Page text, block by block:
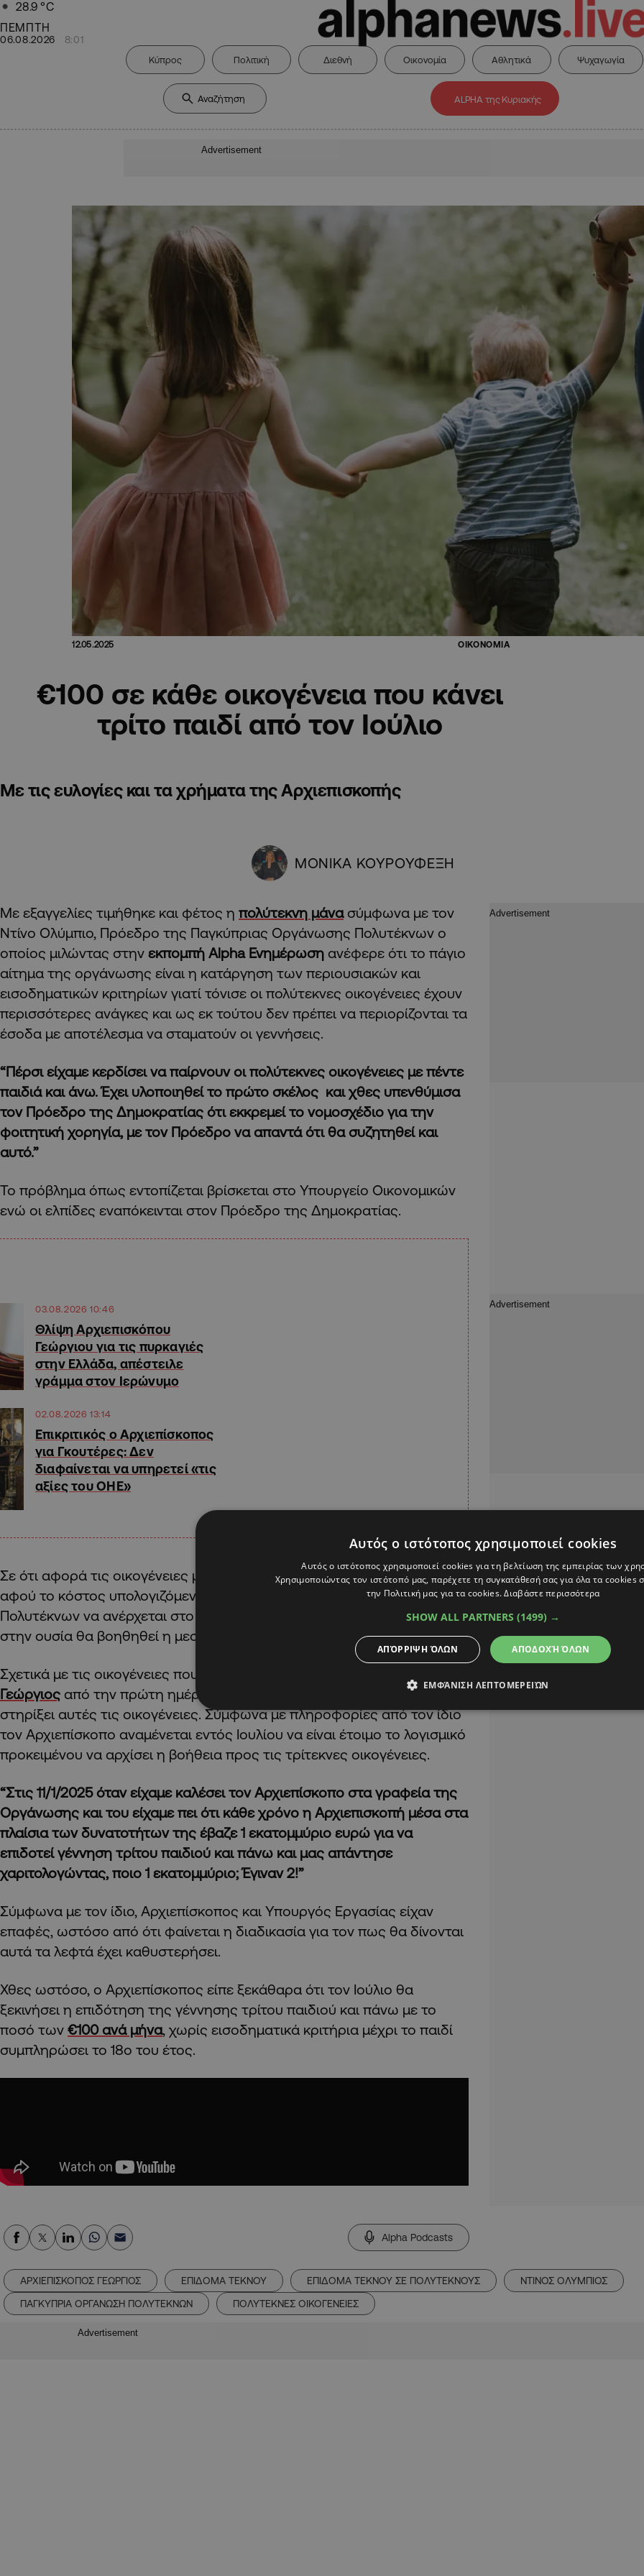
28.9 °C
ΠΕΜΠΤΗ
06.08.2026 8:01
Κύπρος Πολιτική Διεθνή Οικονομία Αθλητικά Ψυχαγωγία
ALPHA της Κυριακής
Advertisement
12.05.2025 ΟΙΚΟΝΟΜΙΑ
€100 σε κάθε οικογένεια που κάνει
τρίτο παιδί από τον Ιούλιο
Με τις ευλογίες και τα χρήματα της Αρχιεπισκοπής
ΜΟΝΙΚΑ ΚΟΥΡΟΥΦΕΞΗ
Με εξαγγελίες τιμήθηκε και φέτος η πολύτεκνη μάνασύμφωνα με τον
Ντίνο Ολύμπιο, Πρόεδρο της Παγκύπριας Οργάνωσης Πολυτέκνων ο
οποίος μιλώντας στην εκπομπή Alpha Ενημέρωση ανέφερε ότι το πάγιο
αίτημα της οργάνωσης είναι η κατάργηση των περιουσιακών και
εισοδηματικών κριτηρίων γιατί τόνισε οι πολύτεκνες οικογένειες έχουν
περισσότερες ανάγκες και ως εκ τούτου δεν πρέπει να περιορίζονται τα
έσοδα με αποτέλεσμα να σταματούν οι γεννήσεις.
“Πέρσι είχαμε κερδίσει να παίρνουν οι πολύτεκνες οικογένειες με πέντε
παιδιά και άνω. Έχει υλοποιηθεί το πρώτο σκέλος και χθες υπενθύμισα
τον Πρόεδρο της Δημοκρατίας ότι εκκρεμεί το νομοσχέδιο για την
φοιτητική χορηγία, με τον Πρόεδρο να απαντά ότι θα συζητηθεί και
αυτό.”
Το πρόβλημα όπως εντοπίζεται βρίσκεται στο Υπουργείο Οικονομικών
ενώ οι ελπίδες εναπόκεινται στον Πρόεδρο της Δημοκρατίας.
03.08.2026 10:46
Θλίψη Αρχιεπισκόπου
Γεώργιου για τις πυρκαγιές
στην Ελλάδα, απέστειλε
γράμμα στον Ιερώνυμο
02.08.2026 13:14
Επικριτικός ο Αρχιεπίσκοπος
για Γκουτέρες: Δεν
διαφαίνεται να υπηρετεί «τις
αξίες του ΟΗΕ»
Σε ότι αφορά τις οικογένειες με τέσσερα παιδιά, που δεν είναι πολλές
αφού το κόστος υπολογιζόμενο από την Παγκύπρια Οργάνωση
Πολυτέκνων να ανέρχεται στο 1,5 εκατομμύριο, ο κ. Ολύμπιος είπε ότι
στην ουσία θα βοηθηθεί η μεσαία τάξη.
Σχετικά με τις οικογένειες που έχουν 3 παιδιά, ο
Γεώργιος από την πρώτη ημέρα εκλογής του είχε δεσμευτεί ότι θα
στηρίξει αυτές τις οικογένειες. Σύμφωνα με πληροφορίες από τον ίδιο
τον Αρχιεπίσκοπο αναμένεται εντός Ιουλίου να είναι έτοιμο το λογισμικό
προκειμένου να αρχίσει η βοήθεια προς τις τρίτεκνες οικογένειες.
“Στις 11/1/2025 όταν είχαμε καλέσει τον Αρχιεπίσκοπο στα γραφεία της
Οργάνωσης και του είχαμε πει ότι κάθε χρόνο η Αρχιεπισκοπή μέσα στα
πλαίσια των δυνατοτήτων της έβαζε 1 εκατομμύριο ευρώ για να
επιδοτεί γέννηση τρίτου παιδιού και πάνω και μας απάντησε
χαριτολογώντας, ποιο 1 εκατομμύριο; Έγιναν 2!”
Σύμφωνα με τον ίδιο, Αρχιεπίσκοπος και Υπουργός Εργασίας είχαν
επαφές, ωστόσο από ότι φαίνεται η διαδικασία για τον πως θα δίνονται
αυτά τα λεφτά έχει καθυστερήσει.
Χθες ωστόσο, ο Αρχιεπίσκοπος είπε ξεκάθαρα ότι τον Ιούλιο θα
ξεκινήσει η επιδότηση της γέννησης τρίτου παιδιού και πάνω με το
ποσό των €100 ανά μήνα, χωρίς εισοδηματικά κριτήρια μέχρι το παιδί
συμπληρώσει το 18ο του έτος.
Alpha Podcasts
ΑΡΧΙΕΠΙΣΚΟΠΟΣ ΓΕΩΡΓΙΟΣ ΕΠΙΔΟΜΑ ΤΕΚΝΟΥ ΕΠΙΔΟΜΑ ΤΕΚΝΟΥ ΣΕ ΠΟΛΥΤΕΚΝΟΥΣ
ΝΤΙΝΟΣ ΟΛΥΜΠΙΟΣ
ΠΑΓΚΥΠΡΙΑ ΟΡΓΑΝΩΣΗ ΠΟΛΥΤΕΚΝΩΝ
ΠΟΛΥΤΕΚΝΕΣ ΟΙΚΟΓΕΝΕΙΕΣ
Advertisement
Αυτός ο ιστότοπος χρησιμοποιεί cookies
Αυτός ο ιστότοπος χρησιμοποιεί cookies για τη βελτίωση της εμπειρίας των
Χρησιμοποιώντας τον ιστότοπό μας, παρέχετε τη συγκατάθεσή σας για όλα τα cookies
την Πολιτική μας για τα cookies.Διαβάστε περισσότερα
SHOW ALL PARTNERS (1499) →
ΑΠΟΔΟΧΉ ΌΛΩΝ
ΑΠΌΡΡΙΨΗ ΌΛΩΝ
ΕΜΦΆΝΙΣΗ ΛΕΠΤΟΜΕΡΕΙΏΝ